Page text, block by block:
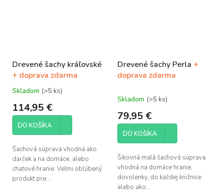
Drevené šachy kráľovské
+ doprava zdarma
Priemerné
produktu
5,0
5
hviezdičiek.
Skladom (>5 ks)
114,95 €
DO KOŠÍKA
Šachová súprava vhodná ako
darček a na domáce, alebo
chatové hranie. Veľmi obľúbený
produkt pre...
Drevené šachy Perla +
doprava zdarma
Skladom (>5 ks)
79,95 €
DO KOŠÍKA
Šikovná malá šachová súprava
vhodná na domáce hranie,
dovolenky, do každej knižnice
alebo ako...